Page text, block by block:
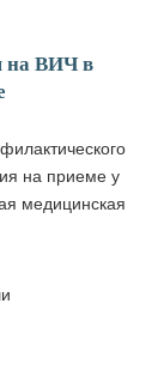
на ВИЧ в
на приеме у
медицинская